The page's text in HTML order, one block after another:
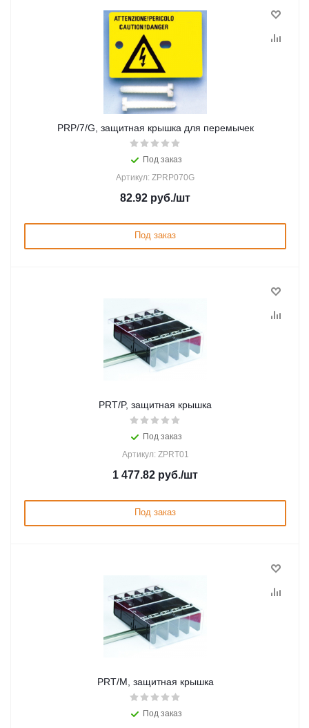
PRP/7/G, защитная крышка для перемычек
Под заказ
Артикул: ZPRP070G
82.92 руб./шт
Под заказ
PRT/P, защитная крышка
Под заказ
Артикул: ZPRT01
1 477.82 руб./шт
Под заказ
PRT/M, защитная крышка
Под заказ